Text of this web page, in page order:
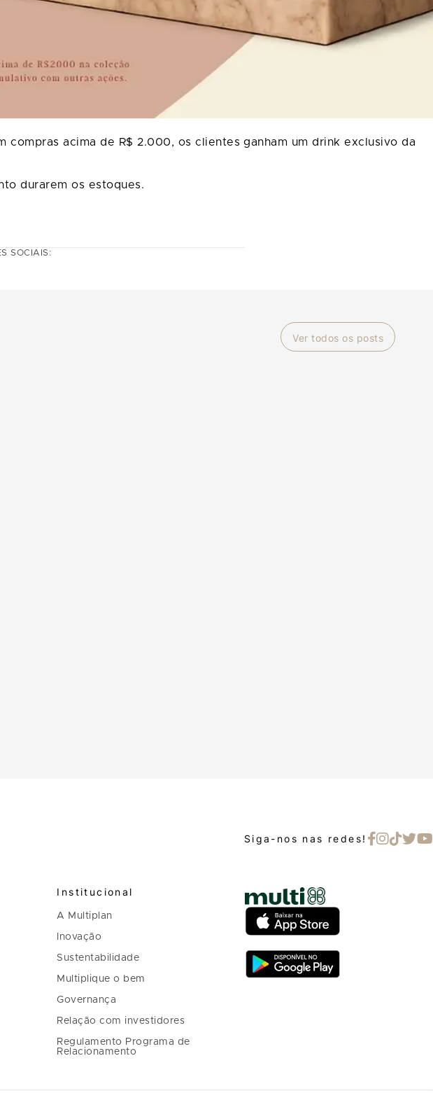
acima de R$ 2.000, os clientes ganham um drink exclusivo da
durarem os estoques.
SOCIAIS:
Ver todos os posts
Siga-nos nas redes!
Institucional
A Multiplan
Inovação
Sustentabilidade
Multiplique o bem
Governança
Relação com investidores
Regulamento Programa de
Relacionamento